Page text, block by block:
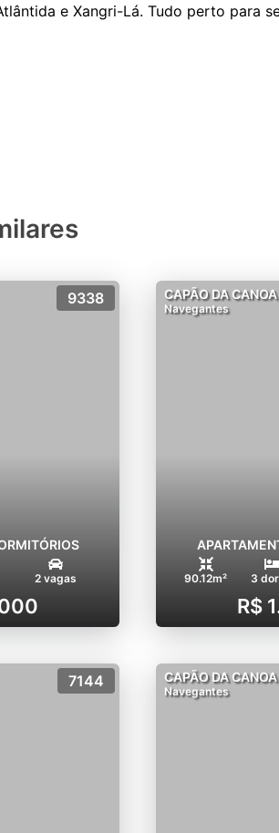
e Xangri-Lá. Tudo perto para
9338
2 vagas
CAPÃO DA CANOA
Navegantes
90.12m² 3
R$
7144 CAPÃO DA CANOA
Navegantes